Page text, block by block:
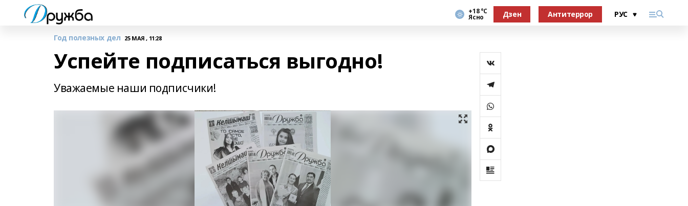
+18 °С
Ясно Дзен Антитеррор
Год полезных дел 25 МАЯ , 11:28
Успейте подписаться выгодно!
Уважаемые наши подписчики!